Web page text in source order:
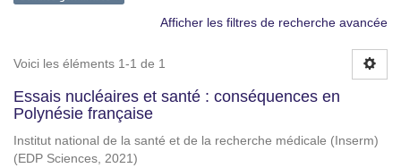
Afficher les filtres de recherche avancée
Voici les éléments 1-1 de 1
Essais nucléaires et santé : conséquences en
Polynésie française
Institut national de la santé et de la recherche médicale (Inserm)
(EDP Sciences, 2021)